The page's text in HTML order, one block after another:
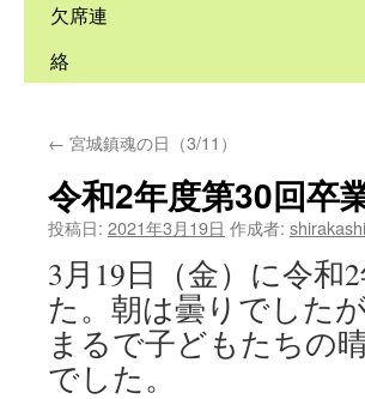
ン
へ
ス
キ
ッ
プ
欠席連
絡
← 宮城鎮魂の日（3/11）
令和2年度第30回卒
投稿日: 2021年3月19日 作成者:
3月19日（金）に令和
た。朝は曇りでした
まるで子どもたちの
でした。